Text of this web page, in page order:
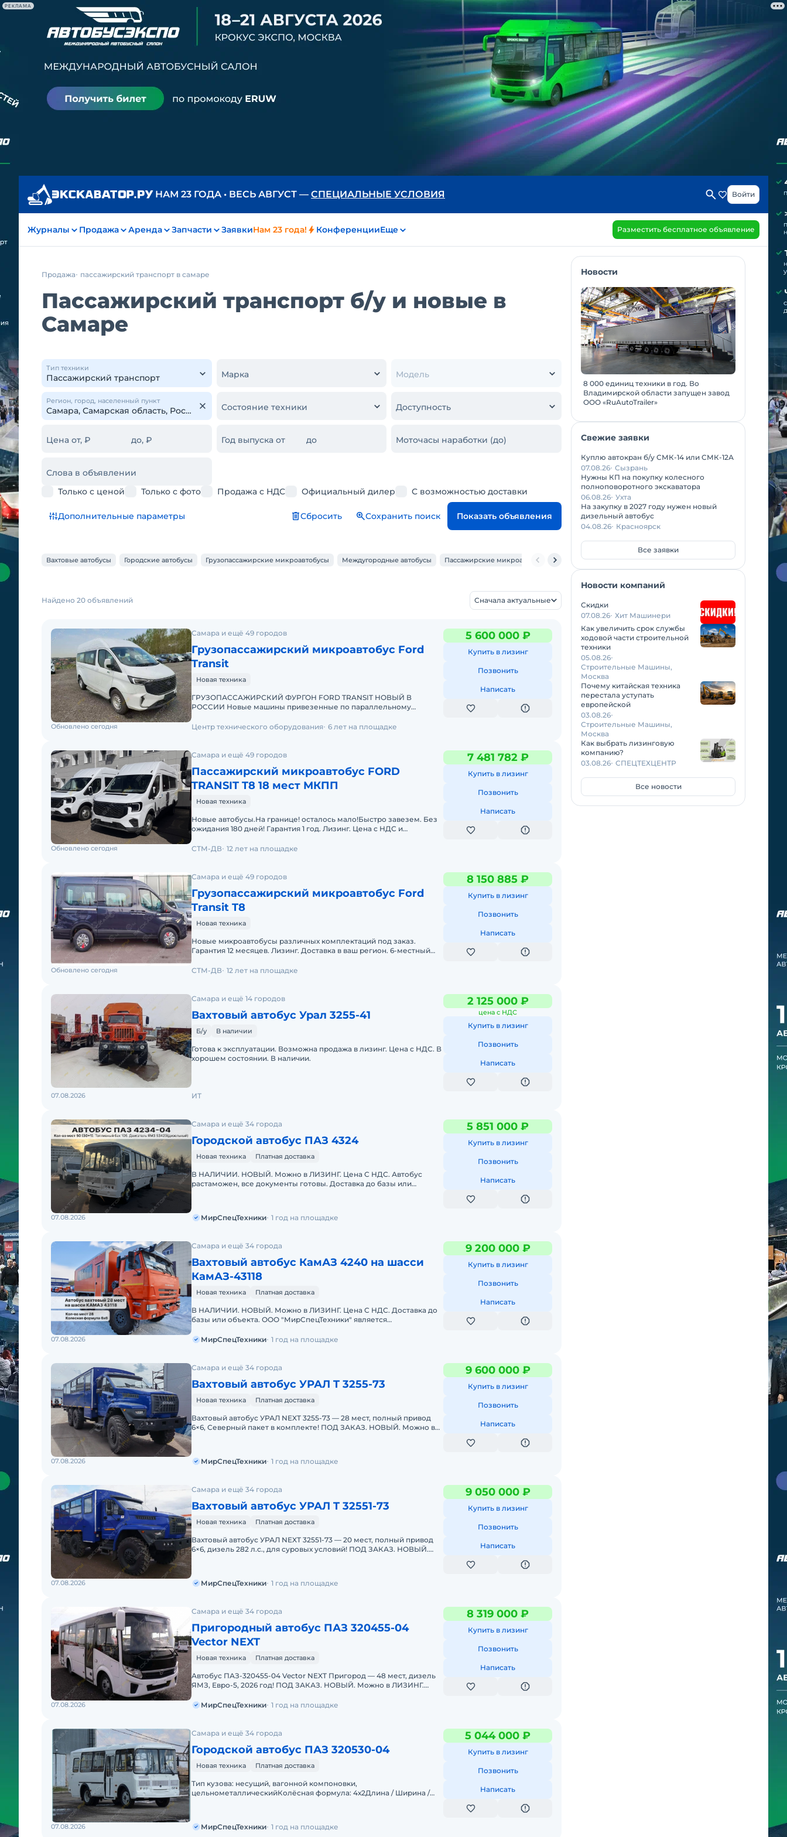
РЕКЛАМА
НАМ 23 ГОДА • ВЕСЬ АВГУСТ — СПЕЦИАЛЬНЫЕ УСЛОВИЯ Войти
Журналы Продажа Аренда Запчасти ЗаявкиНам 23 года! КонференцииЕще Разместить бесплатное объявление
Продажа пассажирский транспорт в самаре
Пассажирский транспорт б/у и новые в
Самаре
Тип техники
Марка Модель
Регион, город, населенный пункт
Состояние техники Доступность
Цена от, ₽ до, ₽ Год выпуска от до Моточасы наработки (до)
Слова в объявлении
Только с ценой
Только с фото Продажа с НДС Официальный дилер С возможностью доставки
Дополнительные параметры Сбросить Сохранить поиск Показать объявления
Вахтовые автобусы Городские автобусы Грузопассажирские микроавтобусы Междугородные автобусы Пассажирские микроавтобусы Пригородные автобусы Туристические автобусы
Найдено 20 объявлений Сначала актуальные
Самара и ещё 49 городов
Грузопассажирский микроавтобус Ford
Transit
Новая техника
ГРУЗОПАССАЖИРСКИЙ ФУРГОН FORD TRANSIT НОВЫЙ В
РОССИИ Новые машины привезенные по параллельному
документов
5 600 000 ₽
Купить в лизинг
Позвонить
Написать
Обновлено сегодня Центр технического оборудования 6 лет на площадке
Самара и ещё 49 городов
Пассажирский микроавтобус FORD
TRANSIT T8 18 мест МКПП
Новая техника
Новые автобусы.На границе! осталось мало!Быстро завезем. Без
ожидания 180 дней! Гарантия 1 год. Лизинг. Цена с НДС и
7 481 782 ₽
Купить в лизинг
Позвонить
Написать
Обновлено сегодня СТМ-ДВ 12 лет на площадке
Самара и ещё 49 городов
Грузопассажирский микроавтобус Ford
Transit T8
Новая техника
Новые микроавтобусы различных комплектаций под заказ.
Гарантия 12 месяцев. Лизинг. Доставка в ваш регион. 6-местный
8 150 885 ₽
Купить в лизинг
Позвонить
Написать
Обновлено сегодня СТМ-ДВ 12 лет на площадке
Самара и ещё 14 городов
Вахтовый автобус Урал 3255-41
Б/у В наличии
Готова к эксплуатации. Возможна продажа в лизинг. Цена с НДС. В
хорошем состоянии. В наличии.
2 125 000 ₽
цена с НДС
Купить в лизинг
Позвонить
Написать
07.08.2026 ИТ
Самара и ещё 34 города
Городской автобус ПАЗ 4324
Новая техника Платная доставка
В НАЛИЧИИ. НОВЫЙ. Можно в ЛИЗИНГ. Цена С НДС. Автобус
растаможен, все документы готовы. Доставка до базы или
5 851 000 ₽
Купить в лизинг
Позвонить
Написать
07.08.2026 МирСпецТехники 1 год на площадке
Самара и ещё 34 города
Вахтовый автобус КамАЗ 4240 на шасси
КамАЗ-43118
Новая техника Платная доставка
В НАЛИЧИИ. НОВЫЙ. Можно в ЛИЗИНГ. Цена С НДС. Доставка до
базы или объекта. ООО "МирСпецТехники" является
9 200 000 ₽
Купить в лизинг
Позвонить
Написать
07.08.2026 МирСпецТехники 1 год на площадке
Самара и ещё 34 города
Вахтовый автобус УРАЛ T 3255-73
Новая техника Платная доставка
Вахтовый автобус УРАЛ NEXT 3255-73 — 28 мест, полный привод
6×6, Северный пакет в комплекте! ПОД ЗАКАЗ. НОВЫЙ. Можно в
9 600 000 ₽
Купить в лизинг
Позвонить
Написать
07.08.2026 МирСпецТехники 1 год на площадке
Самара и ещё 34 города
Вахтовый автобус УРАЛ T 32551-73
Новая техника Платная доставка
Вахтовый автобус УРАЛ NEXT 32551-73 — 20 мест, полный привод
6×6, дизель 282 л.с., для суровых условий! ПОД ЗАКАЗ. НОВЫЙ.
9 050 000 ₽
Купить в лизинг
Позвонить
Написать
07.08.2026 МирСпецТехники 1 год на площадке
Самара и ещё 34 города
Пригородный автобус ПАЗ 320455-04
Vector NEXT
Новая техника Платная доставка
Автобус ПАЗ-320455-04 Vector NEXT Пригород — 48 мест, дизель
ЯМЗ, Евро-5, 2026 год! ПОД ЗАКАЗ. НОВЫЙ. Можно в ЛИЗИНГ.
8 319 000 ₽
Купить в лизинг
Позвонить
Написать
07.08.2026 МирСпецТехники 1 год на площадке
Самара и ещё 34 города
Городской автобус ПАЗ 320530-04
Новая техника Платная доставка
Тип кузова: несущий, вагонной компоновки,
цельнометаллическийКолёсная формула: 4х2Длина / Ширина /
5 044 000 ₽
Купить в лизинг
Позвонить
Написать
07.08.2026 МирСпецТехники 1 год на площадке
Новости
8 000 единиц техники в год. Во
Владимирской области запущен завод
ООО «RuAutoTrailer»
Свежие заявки
Куплю автокран б/у СМК-14 или СМК-12А
07.08.26 Сызрань
Нужны КП на покупку колесного
полноповоротного экскаватора
06.08.26 Ухта
На закупку в 2027 году нужен новый
дизельный автобус
04.08.26 Красноярск
Все заявки
Новости компаний
Скидки
07.08.26 Хит Машинери
Как увеличить срок службы
ходовой части строительной
техники
05.08.26
Строительные Машины,
Москва
Почему китайская техника
перестала уступать
европейской
03.08.26
Строительные Машины,
Москва
Как выбрать лизинговую
компанию?
03.08.26 СПЕЦТЕХЦЕНТР
Все новости